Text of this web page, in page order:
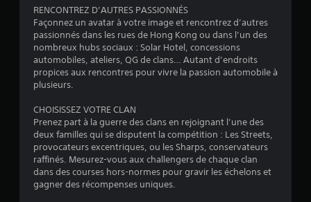
r
5
(
9
2
1
RENCONTREZ D’AUTRES PASSIONNÉS
Façonnez un avatar à votre image et rencontrez d’autres
passionnés dans les rues de Hong Kong ou dans l’un des
nombreux hubs sociaux : Solar Hotel, concessions
automobiles, ateliers, QG de clans… Autant d’endroits
propices aux rencontres pour vivre la passion automobile à
plusieurs.
CHOISISSEZ VOTRE CLAN
Prenez part à la guerre des clans en rejoignant l’une des
deux familles qui se disputent la compétition : Les Streets,
provocateurs excentriques, ou les Sharps, conservateurs
raffinés. Mesurez-vous aux challengers de chaque clan
dans des courses hors-normes pour gravir les échelons et
gagner des récompenses uniques.